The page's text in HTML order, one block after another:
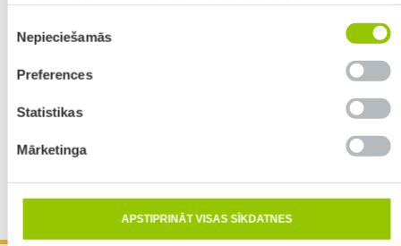
Piekrišanas
izvēle
Nepieciešamās
Preferences
Statistikas
Mārketinga
APSTIPRINĀT VISAS SĪKDATNES
Leaflet| Map data ©OpenStreetMapcontributors,CC-BY-SA, Imagery ©Mapbox